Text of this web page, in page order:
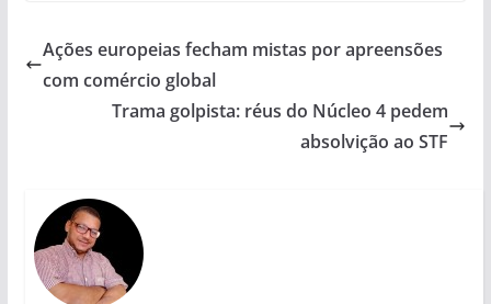
Ações europeias fecham mistas por apreensões
com comércio global
Trama golpista: réus do Núcleo 4 pedem
absolvição ao STF